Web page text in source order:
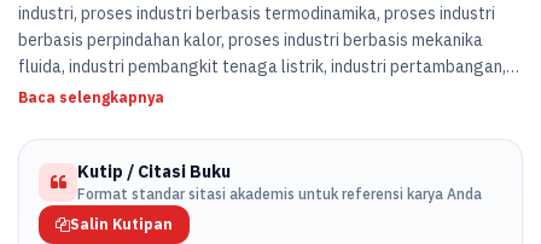
industri, proses industri berbasis termodinamika, proses industri
berbasis perpindahan kalor, proses industri berbasis mekanika
fluida, industri pembangkit tenaga listrik, industri pertambangan,
industri
industri makanan, minuman, dan consumer goods, dan industri
semen.
Baca selengkapnya
Kutip / Citasi Buku
Format standar sitasi akademis untuk referensi karya Anda
Salin Kutipan